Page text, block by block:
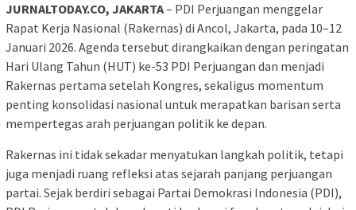
JURNALTODAY.CO, JAKARTA– PDI Perjuangan menggelar
Rapat Kerja Nasional (Rakernas) di Ancol, Jakarta, pada 10–12
Januari 2026. Agenda tersebut dirangkaikan dengan peringatan
Hari Ulang Tahun (HUT) ke-53 PDI Perjuangan dan menjadi
Rakernas pertama setelah Kongres, sekaligus momentum
penting konsolidasi nasional untuk merapatkan barisan serta
mempertegas arah perjuangan politik ke depan.
Rakernas ini tidak sekadar menyatukan langkah politik, tetapi
juga menjadi ruang refleksi atas sejarah panjang perjuangan
partai. Sejak berdiri sebagai Partai Demokrasi Indonesia (PDI),